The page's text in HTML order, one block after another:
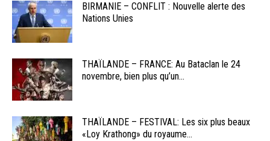
BIRMANIE – CONFLIT : Nouvelle alerte des
Nations Unies
THAÏLANDE – FRANCE: Au Bataclan le 24
novembre, bien plus qu’un...
THAÏLANDE – FESTIVAL: Les six plus beaux
«Loy Krathong» du royaume...